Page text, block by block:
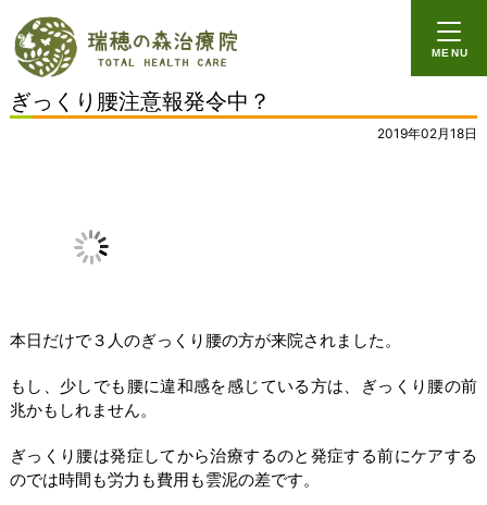
MENU
ぎっくり腰注意報発令中？
2019年02月18日
本日だけで３人のぎっくり腰の方が来院されました。
もし、少しでも腰に違和感を感じている方は、ぎっくり腰の前
兆かもしれません。
ぎっくり腰は発症してから治療するのと発症する前にケアする
のでは時間も労力も費用も雲泥の差です。
心因性の症状
ー心因性の症状
ーパニック障害
ー自律神経系の症状
ー身体の痛み